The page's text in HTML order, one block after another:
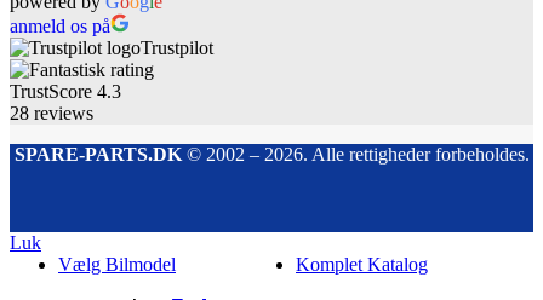
anmeld os på
Trustpilot
TrustScore 4.3
28 reviews
SPARE-PARTS.DK© 2002 – 2026. Alle rettigheder forbeholdes.
Luk
Komplet Katalog
Vælg Bilmodel